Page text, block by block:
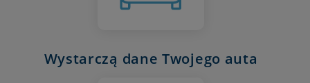
Wystarczą dane Twojego auta